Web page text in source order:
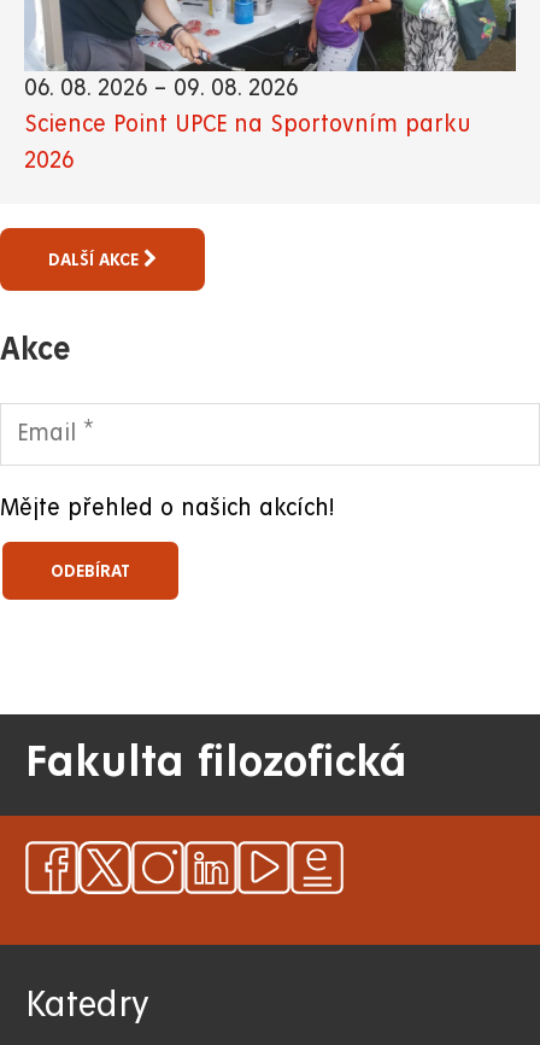
06. 08. 2026 – 09. 08. 2026
Science Point UPCE na Sportovním parku
2026
DALŠÍ AKCE
Akce
Mějte přehled o našich akcích!
Fakulta filozofická
Katedry